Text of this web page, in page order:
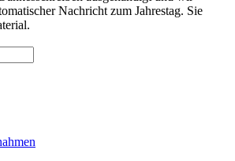
Nachricht zum Jahrestag. Sie